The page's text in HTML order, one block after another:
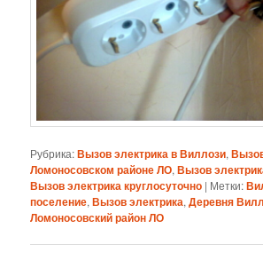
Рубрика:Вызов электрика в Виллози,
Ломоносовском районе ЛО,Вызов
Вызов электрика круглосуточно | Метки:
поселение,Вызов электрика,Деревня
Ломоносовский район ЛО